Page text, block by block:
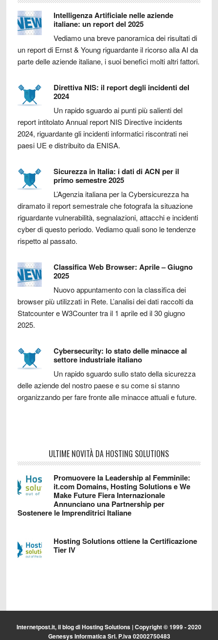
Intelligenza Artificiale nelle aziende
italiane: un report del 2025
Vediamo una breve panoramica dei risultati di
un report di Ernst & Young riguardante il ricorso alla AI da
parte delle aziende italiane, i suoi benefici molti altri fattori.
Direttiva NIS: il report degli incidenti del
2024
Un rapido sguardo ai punti più salienti del
report intitolato Annual report NIS Directive incidents
2024, riguardante gli incidenti informatici riscontrati nei
paesi UE e distribuito da ENISA.
Sicurezza in Italia: i dati di ACN per il
primo semestre 2025
L’Agenzia italiana per la Cybersicurezza ha
diramato il report semestrale che fotografa la situazione
riguardante vulnerabilità, segnalazioni, attacchi e incidenti
cyber di questo periodo. Vediamo quali sono le tendenze
rispetto al passato.
Classifica Web Browser: Aprile – Giugno
2025
Nuovo appuntamento con la classifica dei
browser più utilizzati in Rete. L’analisi dei dati raccolti da
Statcounter e W3Counter tra il 1 aprile ed il 30 giugno
2025.
Cybersecurity: lo stato delle minacce al
settore industriale italiano
Un rapido sguardo sullo stato della sicurezza
delle aziende del nostro paese e su come si stanno
organizzando per fare fronte alle minacce attuali e future.
ULTIME NOVITÀ DA HOSTING SOLUTIONS
Promuovere la Leadership al Femminile:
it.com Domains, Hosting Solutions e We
Make Future Fiera Internazionale
Annunciano una Partnership per
Sostenere le Imprenditrici Italiane
Hosting Solutions ottiene la Certificazione
Tier IV
Internetpost.it, il blog diHosting Solutions | Copyright © 1999 - 2020
Genesys Informatica Srl. P.iva 02002750483